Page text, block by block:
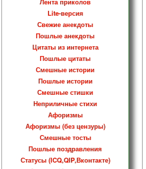
Lite-версия
Свежие анекдоты
Пошлые анекдоты
Цитаты из интернета
Пошлые цитаты
Смешные истории
Пошлые истории
Смешные стишки
Неприличные стихи
Афоризмы
Афоризмы (без цензуры)
Смешные тосты
Пошлые поздравления
Статусы (ICQ,QIP,Вконтакте)